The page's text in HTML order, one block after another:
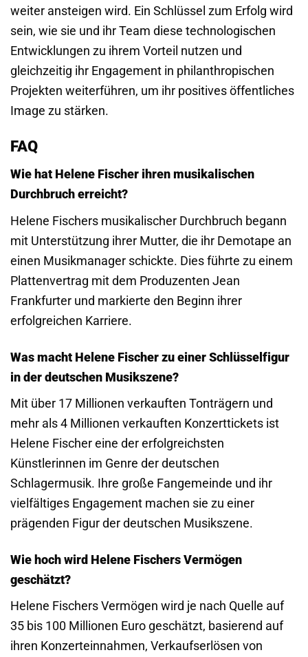
weiter ansteigen wird. Ein Schlüssel zum Erfolg wird
sein, wie sie und ihr Team diese technologischen
Entwicklungen zu ihrem Vorteil nutzen und
gleichzeitig ihr Engagement in philanthropischen
Projekten weiterführen, um ihr positives öffentliches
Image zu stärken.
FAQ
Wie hat Helene Fischer ihren musikalischen
Durchbruch erreicht?
Helene Fischers musikalischer Durchbruch begann
mit Unterstützung ihrer Mutter, die ihr Demotape an
einen Musikmanager schickte. Dies führte zu einem
Plattenvertrag mit dem Produzenten Jean
Frankfurter und markierte den Beginn ihrer
erfolgreichen Karriere.
Was macht Helene Fischer zu einer Schlüsselfigur
in der deutschen Musikszene?
Mit über 17 Millionen verkauften Tonträgern und
mehr als 4 Millionen verkauften Konzerttickets ist
Helene Fischer eine der erfolgreichsten
Künstlerinnen im Genre der deutschen
Schlagermusik. Ihre große Fangemeinde und ihr
vielfältiges Engagement machen sie zu einer
prägenden Figur der deutschen Musikszene.
Wie hoch wird Helene Fischers Vermögen
geschätzt?
Helene Fischers Vermögen wird je nach Quelle auf
35 bis 100 Millionen Euro geschätzt, basierend auf
ihren Konzerteinnahmen, Verkaufserlösen von